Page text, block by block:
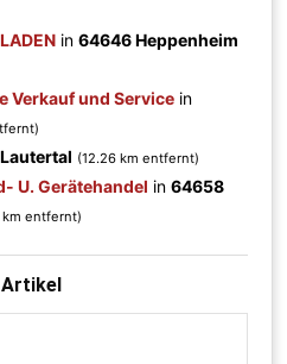
in64646 Heppenheim
Verkauf und Service in
(12.26 km entfernt)
U. Gerätehandel in64658
km entfernt)
Artikel